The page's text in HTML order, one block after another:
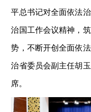
平总书记对全面依法
治国工作会议精神，
势，不断开创全面依
治省委员会副主任胡
席。